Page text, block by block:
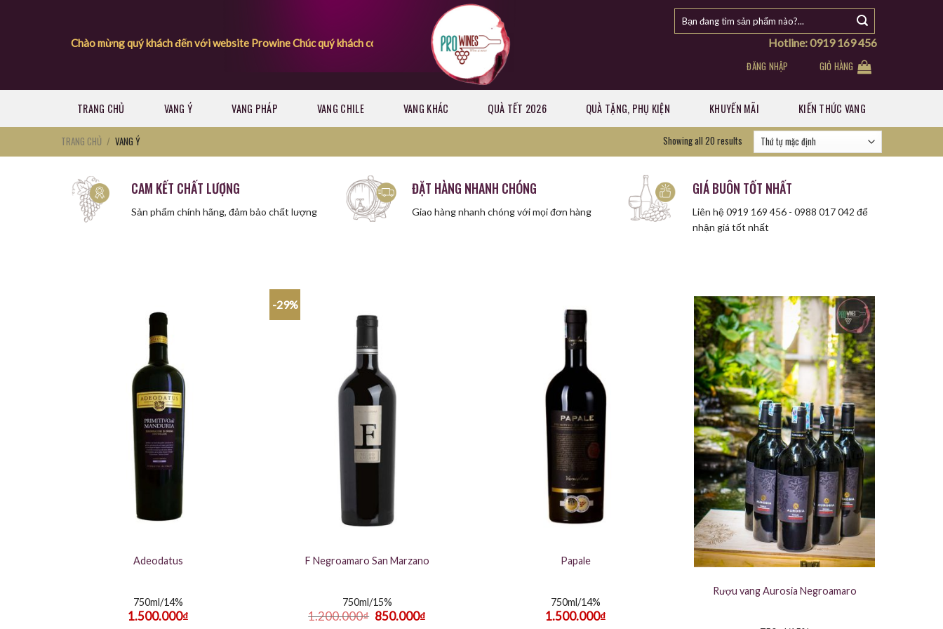
Chào mừng quý khách đến với website ProwineChúc quý khách có những giây phút mua sắm vui vẻ
kiếm:
Hotline: 0919 169 456
ĐĂNG NHẬP
GIỎ HÀNG
TRANG CHỦ VANG Ý VANG PHÁP VANG CHILE VANG KHÁC QUÀ TẾT 2026 QUÀ TẶNG, PHỤ KIỆN KHUYẾN MÃI KIẾN THỨC VANG
TRANG CHỦ / VANG Ý Showing all 20 results
CAM KẾT CHẤT LƯỢNG
Sản phẩm chính hãng, đảm bảo chất lượng
ĐẶT HÀNG NHANH CHÓNG
Giao hàng nhanh chóng với mọi đơn hàng
GIÁ BUÔN TỐT NHẤT
Liên hệ 0919 169 456 - 0988 017 042 để
nhận giá tốt nhất
Adeodatus
750ml/14%
1.500.000₫
-29%
F Negroamaro San Marzano
750ml/15%
1.200.000₫ Giá
gốc
850.000₫
Papale
750ml/14%
1.500.000₫
Rượu vang Aurosia Negroamaro